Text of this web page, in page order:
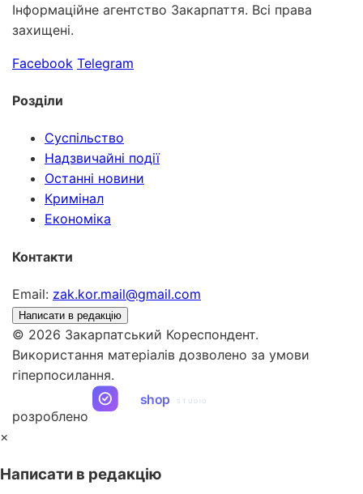
Інформаційне агентство Закарпаття. Всі права
захищені.
Facebook Telegram
Розділи
Суспільство
Надзвичайні події
Останні новини
Кримінал
Економіка
Контакти
Email: zak.kor.mail@gmail.com
Написати в редакцію
© 2026 Закарпатський Кореспондент.
Використання матеріалів дозволено за умови
гіперпосилання.
розроблено
shop STUDIO
×
Написати в редакцію